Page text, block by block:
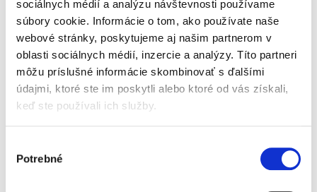
sociálnych médií a analýzu návštevnosti používame
súbory cookie. Informácie o tom, ako používate naše
webové stránky, poskytujeme aj našim partnerom v
oblasti sociálnych médií, inzercie a analýzy. Títo partneri
môžu príslušné informácie skombinovať s ďalšími
údajmi, ktoré ste im poskytli alebo ktoré od vás získali,
keď ste používali ich služby.
súhlasu
Potrebné
členských štátov Európskej únie. Autor
zohľadňuje historické aspekty,...
Compliance a
regulácie